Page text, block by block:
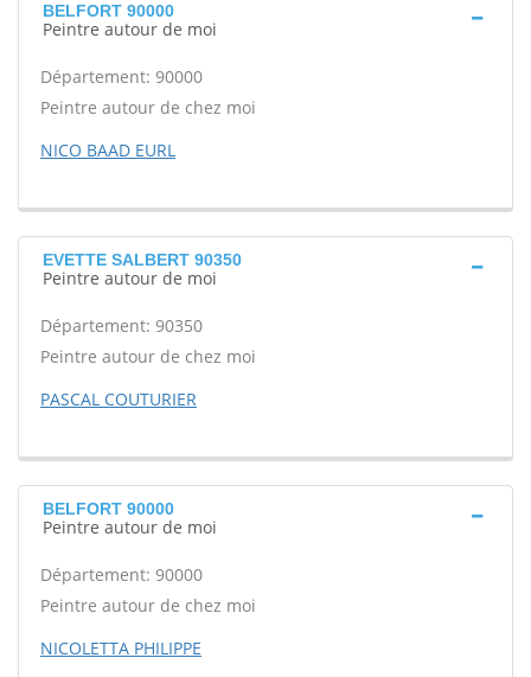
BELFORT 90000
Peintre autour de moi
Département: 90000
Peintre autour de chez moi
NICO BAAD EURL
EVETTE SALBERT 90350
Peintre autour de moi
Département: 90350
Peintre autour de chez moi
PASCAL COUTURIER
BELFORT 90000
Peintre autour de moi
Département: 90000
Peintre autour de chez moi
NICOLETTA PHILIPPE